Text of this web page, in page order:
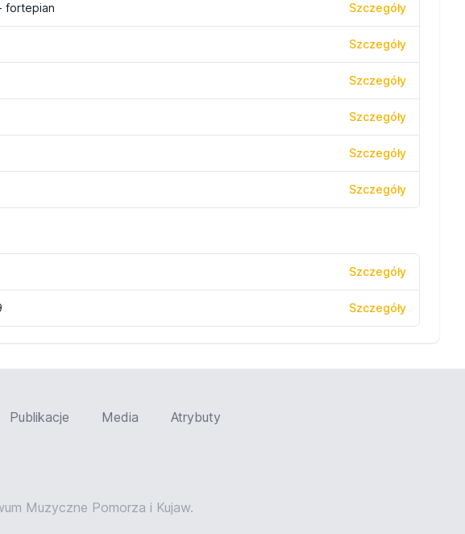
fortepian Szczegóły
Szczegóły
Szczegóły
Szczegóły
Szczegóły
Szczegóły
Szczegóły
Szczegóły
Publikacje Media Atrybuty
Muzyczne Pomorza i Kujaw.